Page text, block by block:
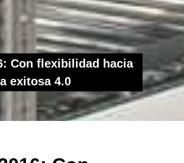
Con flexibilidad hacia
exitosa 4.0